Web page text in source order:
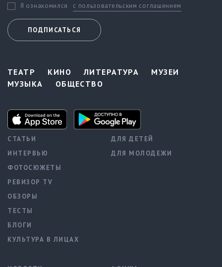
Я ознакомился с пользовательским соглашением
ПОДПИСАТЬСЯ
ТЕАТР КИНО ЛИТЕРАТУРА
МУЗЕИ
МУЗЫКА
ОБЩЕСТВО
СТАТЬИ
ИНТЕРВЬЮ
ФОТОСЮЖЕТЫ
РЕВИЗОР TV
ОБЗОРЫ
ТЕСТЫ
БЛОГИ
КУЛЬТУРА В ЛИЦАХ
ДЛЯ ДЕТЕЙ
ДЛЯ МОЛОДЕЖИ